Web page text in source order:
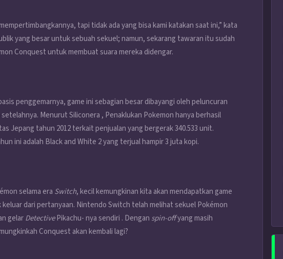
tapi tidak ada yang bisa kami katakan saat ini,” kata
yang besar untuk sebuah sekuel; namun, sekarang tawaran itu sudah
Conquest untuk membuat suara mereka didengar.
penggemarnya, game ini sebagian besar dibayangi oleh peluncuran
Menurut Siliconera , Penaklukan Pokemon hanya berhasil
Jepang tahun 2012 terkait penjualan yang bergerak 340.533 unit.
ini adalah Black and White 2 yang terjual hampir 3 juta kopi.
selama era Switch, kecil kemungkinan kita akan mendapatkan game
dari pertanyaan. Nintendo Switch telah melihat sekuel Pokémon
gelarDetectivePikachu- nya sendiri . Dengan spin-offyang masih
Conquest akan kembali lagi?